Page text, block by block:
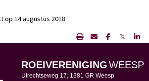
op 14 augustus 2018
𝕏
ROEIVERENIGINGWEESP
Utrechtseweg 17, 1381 GR Weesp